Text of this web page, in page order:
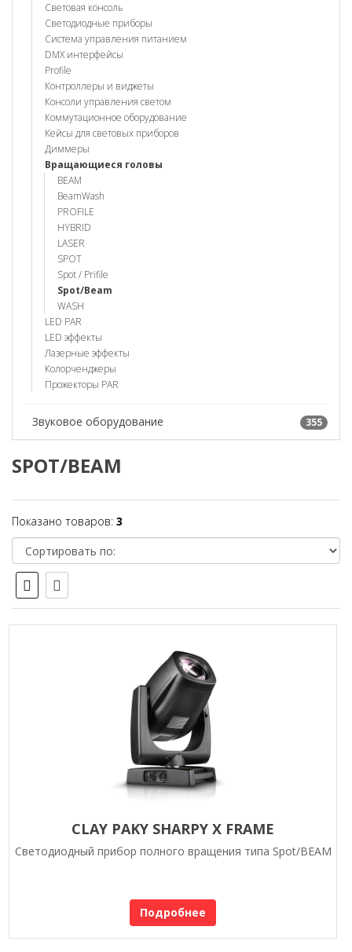
Световая консоль
Светодиодные приборы
Система управления питанием
DMX интерфейсы
Profile
Контроллеры и виджеты
Консоли управления светом
Коммутационное оборудование
Кейсы для световых приборов
Диммеры
Вращающиеся головы
BEAM
BeamWash
PROFILE
HYBRID
LASER
SPOT
Spot / Prifile
Spot/Beam
WASH
LED PAR
LED эффекты
Лазерные эффекты
Колорченджеры
Прожекторы PAR
Звуковое оборудование 355
SPOT/BEAM
Показано товаров: 3
CLAY PAKY SHARPY X FRAME
Светодиодный прибор полного вращения типа Spot/BEAM
Подробнее